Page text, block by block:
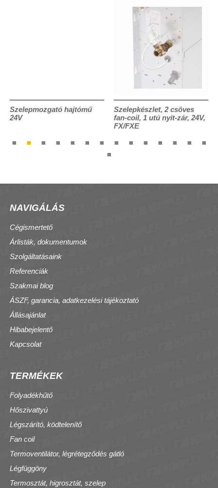
Szelepmozgató hajtómű
24V
Szelepkészlet, 2 csöves
fan-coil, 1 utú nyit-zár, 24V,
FX/FXE
NAVIGÁLÁS
Cégismertető
Árlisták, dokumentumok
Szolgáltatásaink
Referenciák
Szakmai blog
ÁSZF, garancia, adatkezelési tájékoztató
Állásajánlat
Hibabejelentő
Kapcsolat
TERMÉKEK
Folyadékhűtő
Hőszivattyú
Légszárító, ködtelenítő
Fan coil
Termoventilátor, légrétegződés gátló
Légfüggöny
Termosztát, higrosztát, szelep